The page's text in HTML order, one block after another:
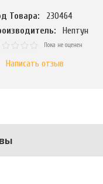
Товара:
230464
Нептун
Пока не оценен
Написать отзыв